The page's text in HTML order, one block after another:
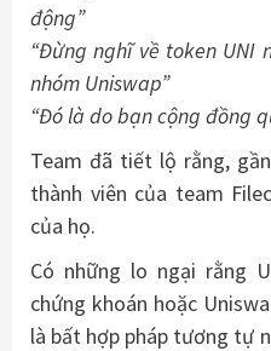
động”
“Đừng nghĩ về token UNI
nhóm Uniswap”
“Đó là do bạn cộng đồng
Team đã tiết lộ rằng,
thành viên của team
của họ.
Có những lo ngại rằng
chứng khoán hoặc
là bất hợp pháp tương tự